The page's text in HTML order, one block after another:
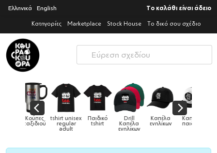
Ελληνικά English Το καλάθι είναι άδειο
Κατηγορίες Marketplace Stock House Το δικό σου σχέδιο
Drill
Καπέλα
Καπέλα
ενηλίκων
Καπέλα
παιδικά Κούπες Κούπες
ειδικές